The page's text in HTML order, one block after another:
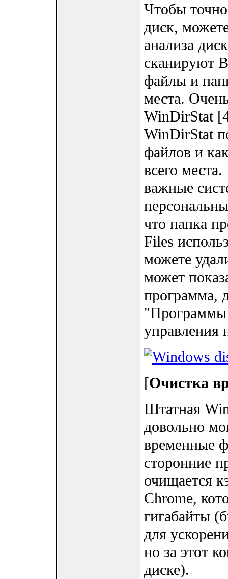
Чтобы точно
диск,
анализа
сканируют
файлы и
места.
WinDirStat
WinDirStat
файлов и
всего
важные
что папка
Files
можете
может
программа,
управления
[Очистка
Штатная
довольно
временные
сторонние
очищается
Chrome,
гигабайты
для
но за этот
диске).